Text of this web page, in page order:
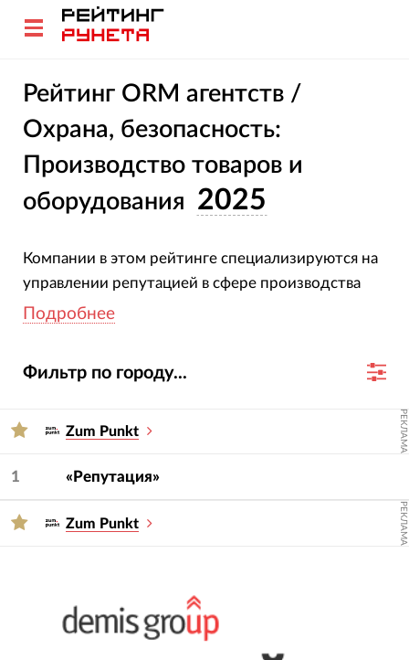
Рейтинг ORM агентств /
Охрана, безопасность:
Производство товаров и
оборудования 2025
Компании в этом рейтинге специализируются на
управлении репутацией в сфере производства
товаров для охраны. Все участники подтвердили
отраслевой экспертизы и достижений за 2023-
— услугу и сферу.
Подробнее
Фильтр по городу...
Zum Punkt РЕКЛАМА
1 «Репутация»
Zum Punkt РЕКЛАМА